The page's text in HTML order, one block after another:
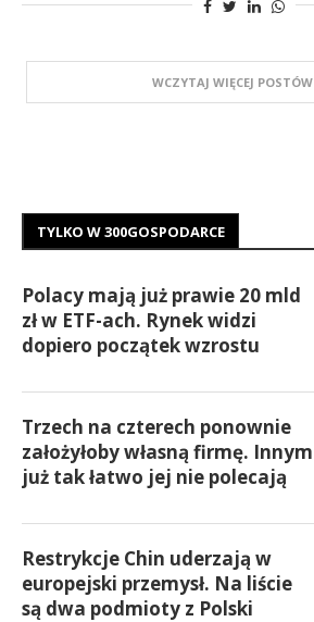
WCZYTAJ WIĘCEJ POSTÓW
TYLKO W 300GOSPODARCE
Polacy mają już prawie 20 mld
zł w ETF-ach. Rynek widzi
dopiero początek wzrostu
Trzech na czterech ponownie
założyłoby własną firmę. Innym
już tak łatwo jej nie polecają
Restrykcje Chin uderzają w
europejski przemysł. Na liście
są dwa podmioty z Polski